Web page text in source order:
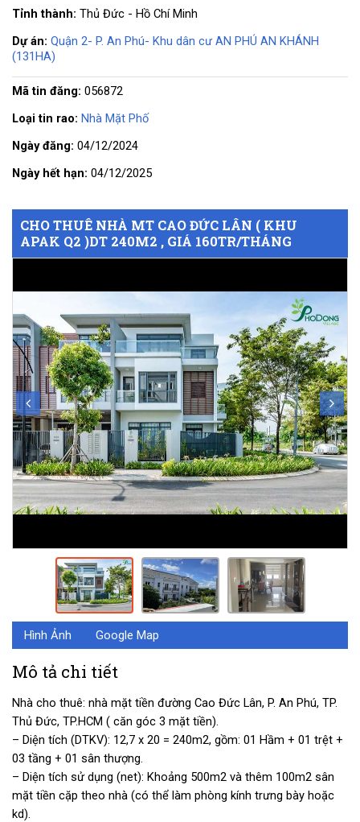
CHO THUÊ NHÀ MT CAO ĐỨC LÂN ( KHU
APAK Q2 )DT 240M2 , GIÁ 160TR/THÁNG
Hình Ảnh Google Map
Mô tả chi tiết
Nhà cho thuê: nhà mặt tiền đường Cao Đức Lân, P. An Phú, TP.
Thủ Đức, TP.HCM ( căn góc 3 mặt tiền).
– Diện tích (DTKV): 12,7 x 20 = 240m2, gồm: 01 Hầm + 01 trệt +
03 tầng + 01 sân thượng.
– Diện tích sử dụng (net): Khoảng 500m2 và thêm 100m2 sân
mặt tiền cặp theo nhà (có thể làm phòng kính trưng bày hoặc
kd).
Tỉnh thành: Thủ Đức - Hồ Chí Minh
Dự án: Quận 2- P. An Phú- Khu dân cư AN PHÚ AN KHÁNH
(131HA)
Mã tin đăng: 056872
Loại tin rao: Nhà Mặt Phố
Ngày đăng: 04/12/2024
Ngày hết hạn: 04/12/2025